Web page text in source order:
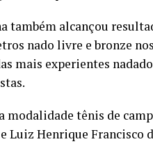
também alcançou
nado livre e bronze
mais experientes
modalidade tênis de
Luiz Henrique Francisco